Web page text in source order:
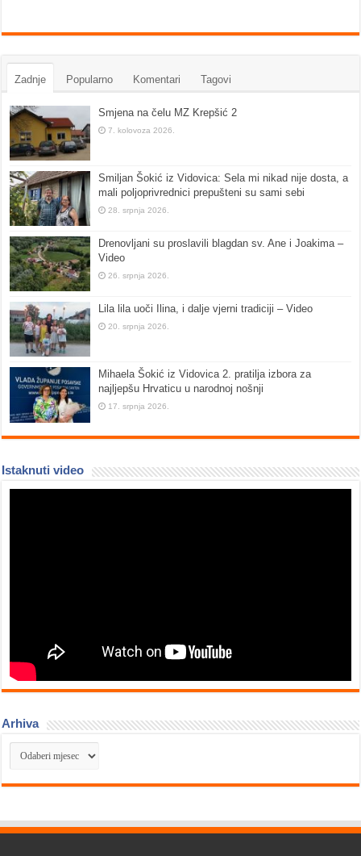
Zadnje Popularno Komentari Tagovi
Smjena na čelu MZ Krepšić 2
7. kolovoza 2026.
Smiljan Šokić iz Vidovica: Sela mi nikad nije dosta, a
mali poljoprivrednici prepušteni su sami sebi
28. srpnja 2026.
Drenovljani su proslavili blagdan sv. Ane i Joakima –
Video
26. srpnja 2026.
Lila lila uoči Ilina, i dalje vjerni tradiciji – Video
20. srpnja 2026.
Mihaela Šokić iz Vidovica 2. pratilja izbora za
najljepšu Hrvaticu u narodnoj nošnji
17. srpnja 2026.
Istaknuti video
Arhiva
Arhiva